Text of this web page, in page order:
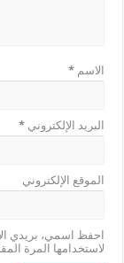
الاسم*
البريد الإلكتروني*
الموقع الإلكتروني
احفظ اسمي، بريدي
لاستخدامها المرة